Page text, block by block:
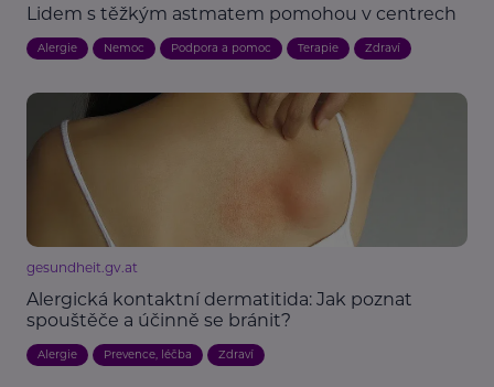
Lidem s těžkým astmatem pomohou v centrech
Alergie Nemoc Podpora a pomoc Terapie Zdraví
gesundheit.gv.at
Alergická kontaktní dermatitida: Jak poznat
spouštěče a účinně se bránit?
Alergie Prevence, léčba Zdraví